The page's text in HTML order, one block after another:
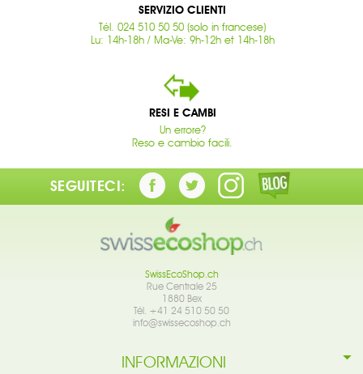
SERVIZIO CLIENTI
Tél. 024 510 50 50 (solo in francese)
Lu: 14h-18h / Ma-Ve: 9h-12h et 14h-18h
RESI E CAMBI
Un errore?
Reso e cambio facili.
SEGUITECI:
SwissEcoShop.ch
Rue Centrale 25
1880 Bex
Tél. +41 24 510 50 50
info@swissecoshop.ch
INFORMAZIONI